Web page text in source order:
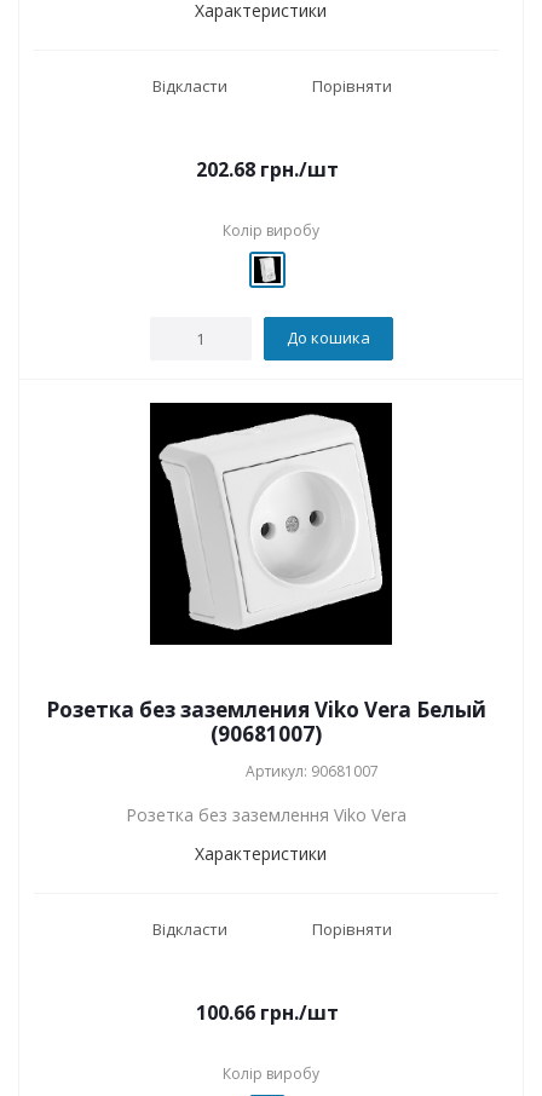
Характеристики
Відкласти Порівняти
202.68грн./шт
Колір виробу
До кошика
Розетка без заземления Viko Vera Белый
(90681007)
Артикул: 90681007
Розетка без заземлення Viko Vera
Характеристики
Відкласти Порівняти
100.66грн./шт
Колір виробу